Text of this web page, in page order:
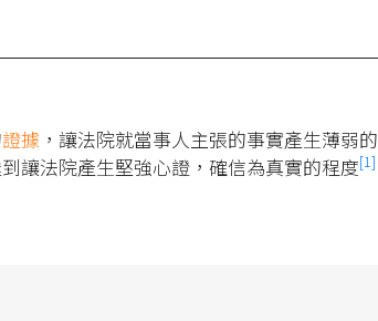
證據 ，讓法院就當事人主張的事實產生薄弱的
讓法院產生堅強心證，確信為真實的程度[1]